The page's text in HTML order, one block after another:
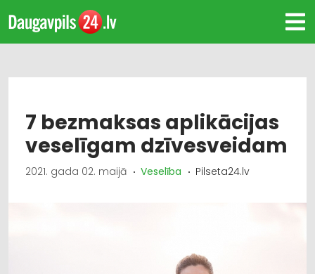
7 bezmaksas aplikācijas
veselīgam dzīvesveidam
2021. gada 02. maijā Veselība Pilseta24.lv